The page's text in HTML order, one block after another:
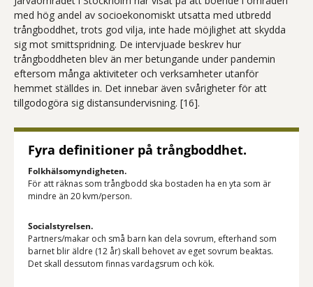
med hög andel av socioekonomiskt utsatta med utbredd
trångboddhet, trots god vilja, inte hade möjlighet att skydda
sig mot smittspridning. De intervjuade beskrev hur
trångboddheten blev än mer betungande under pandemin
eftersom många aktiviteter och verksamheter utanför
hemmet ställdes in. Det innebar även svårigheter för att
tillgodogöra sig distansundervisning. [16].
Fyra definitioner på trångboddhet.
Folkhälsomyndigheten.
För att räknas som trångbodd ska bostaden ha en yta som är
mindre än 20 kvm/person.
Socialstyrelsen.
Partners/makar och små barn kan dela sovrum, efterhand som
barnet blir äldre (12 år) skall behovet av eget sovrum beaktas.
Det skall dessutom finnas vardagsrum och kök.